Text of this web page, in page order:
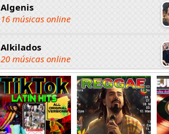
Algenis
16 músicas online
Alkilados
20 músicas online
Andy Boy
42 músicas online
Angel Olmos